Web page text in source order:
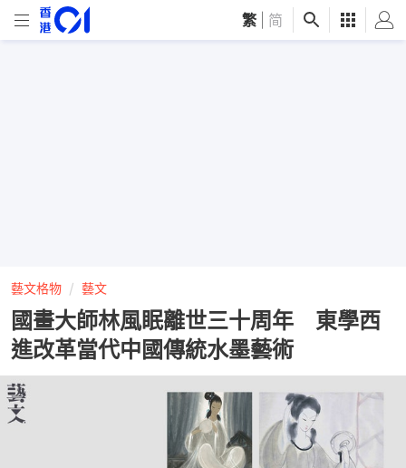
繁 简
藝文格物 藝文
國畫大師林風眠離世三十周年 東學西
進改革當代中國傳統水墨藝術